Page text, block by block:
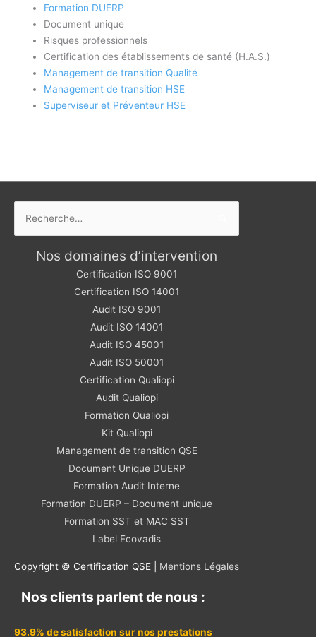
Formation DUERP
Document unique
Risques professionnels
Certification des établissements de santé (H.A.S.)
Management de transition Qualité
Management de transition HSE
Superviseur et Préventeur HSE
Nos domaines d’intervention
Certification ISO 9001
Certification ISO 14001
Audit ISO 9001
Audit ISO 14001
Audit ISO 45001
Audit ISO 50001
Certification Qualiopi
Audit Qualiopi
Formation Qualiopi
Kit Qualiopi
Management de transition QSE
Document Unique DUERP
Formation Audit Interne
Formation DUERP – Document unique
Formation SST et MAC SST
Label Ecovadis
Copyright © Certification QSE | Mentions Légales
Nos clients parlent de nous :
93.9% de satisfaction sur nos prestations